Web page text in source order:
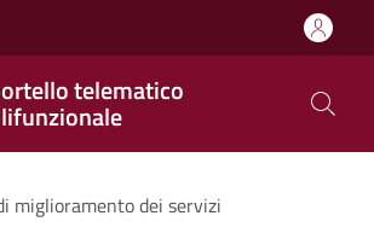
telematico
pane
miglioramento dei servizi